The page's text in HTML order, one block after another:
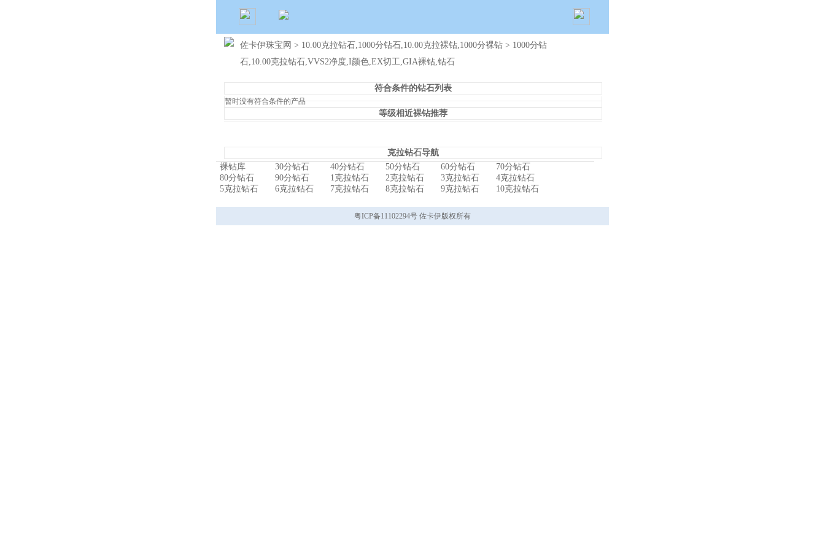
佐卡伊珠宝网 > 10.00克拉钻石,1000分钻石,10.00克拉裸钻,1000分裸钻 > 1000分钻
石,10.00克拉钻石,VVS2净度,I颜色,EX切工,GIA裸钻,钻石
符合条件的钻石列表
暂时没有符合条件的产品
等级相近裸钻推荐
克拉钻石导航
裸钻库
30分钻石 40分钻石 50分钻石 60分钻石
70分钻石
80分钻石
90分钻石 1克拉钻石 2克拉钻石 3克拉钻石
4克拉钻石
5克拉钻石
6克拉钻石 7克拉钻石 8克拉钻石 9克拉钻石 10克拉钻石
粤ICP备11102294号 佐卡伊版权所有